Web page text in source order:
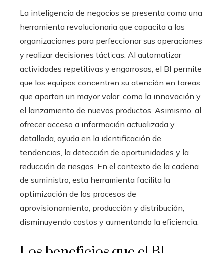
La inteligencia de negocios se presenta como una
herramienta revolucionaria que capacita a las
organizaciones para perfeccionar sus operaciones
y realizar decisiones tácticas. Al automatizar
actividades repetitivas y engorrosas, el BI permite
que los equipos concentren su atención en tareas
que aportan un mayor valor, como la innovación y
el lanzamiento de nuevos productos. Asimismo, al
ofrecer acceso a información actualizada y
detallada, ayuda en la identificación de
tendencias, la detección de oportunidades y la
reducción de riesgos. En el contexto de la cadena
de suministro, esta herramienta facilita la
optimización de los procesos de
aprovisionamiento, producción y distribución,
disminuyendo costos y aumentando la eficiencia.